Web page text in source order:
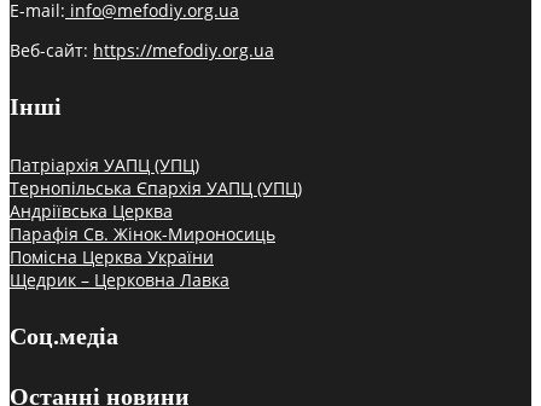
E-mail: info@mefodiy.org.ua
Веб-сайт: https://mefodiy.org.ua
Інші
Патріархія УАПЦ (УПЦ)
Тернопільська Єпархія УАПЦ (УПЦ)
Андріївська Церква
Парафія Св. Жінок-Мироносиць
Помісна Церква України
Щедрик – Церковна Лавка
Соц.медіа
Останні новини